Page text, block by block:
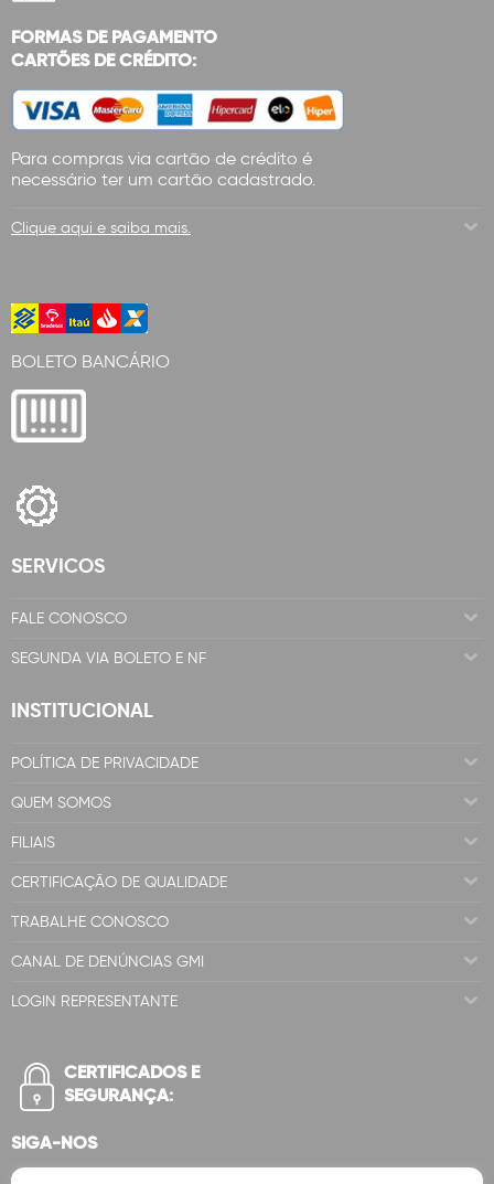
FORMAS DE PAGAMENTO
CARTÕES DE CRÉDITO:
Para compras via cartão de crédito é
necessário ter um cartão cadastrado.
Clique aqui e saiba mais.
BOLETO BANCÁRIO
SERVICOS
FALE CONOSCO
SEGUNDA VIA BOLETO E NF
INSTITUCIONAL
POLÍTICA DE PRIVACIDADE
QUEM SOMOS
FILIAIS
CERTIFICAÇÃO DE QUALIDADE
TRABALHE CONOSCO
CANAL DE DENÚNCIAS GMI
LOGIN REPRESENTANTE
CERTIFICADOS E
SEGURANÇA:
SIGA-NOS